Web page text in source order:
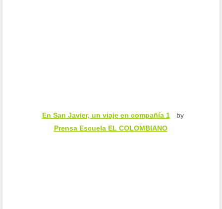
En San Javier, un viaje en compañía 1
by
Prensa Escuela EL COLOMBIANO